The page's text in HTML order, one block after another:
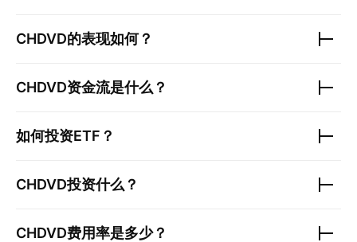
CHDVD的表现如何？
CHDVD资金流是什么？
如何投资ETF？
CHDVD投资什么？
CHDVD费用率是多少？